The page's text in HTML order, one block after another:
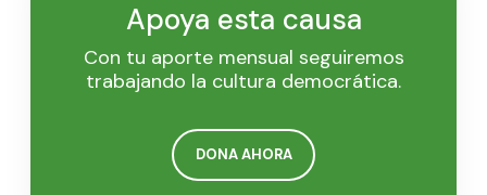
Apoya esta causa
Con tu aporte mensual seguiremos
trabajando la cultura democrática.
DONA AHORA